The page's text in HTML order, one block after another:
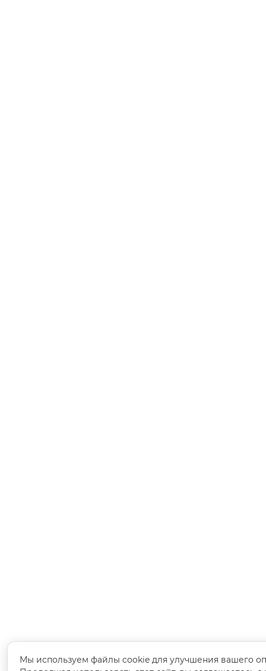
Мы используем файлы cookie для улучшения вашего